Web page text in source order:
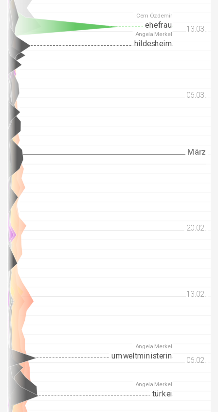
06.02.
06.02.
13.02.
13.02.
20.02.
20.02.
06.03.
06.03.
13.03.
13.03.
März
März
Cem Özdemir
ehefrau
Angela Merkel
türkei
Angela Merkel
hildesheim
Angela Merkel
umweltministerin